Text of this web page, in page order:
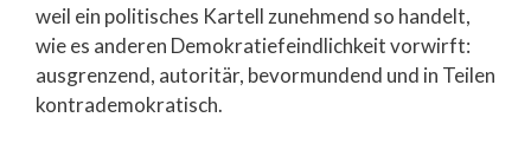
weil ein politisches Kartell zunehmend so handelt,
wie es anderen Demokratiefeindlichkeit vorwirft:
ausgrenzend, autoritär, bevormundend und in Teilen
kontrademokratisch.